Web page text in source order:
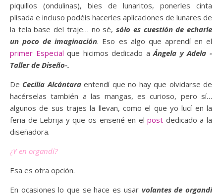
piquillos (ondulinas), bies de lunaritos, ponerles cinta
plisada e incluso podéis hacerles aplicaciones de lunares de
la tela base del traje… no sé,sólo es cuestión de echarle
un poco de imaginación. Eso es algo que aprendí en el
primer Especial que hicimos dedicado aÁngela y Adela -
Taller de Diseño-.
De Cecilia Alcántaraentendí que no hay que olvidarse de
hacérselas también a las mangas, es curioso, pero sí…
algunos de sus trajes la llevan, como el que yo lucí en la
feria de Lebrija y que os enseñé en elpost dedicado a la
diseñadora.
¿Y en organdí?
Esa es otra opción.
En ocasiones lo que se hace es usar volantes de organdí